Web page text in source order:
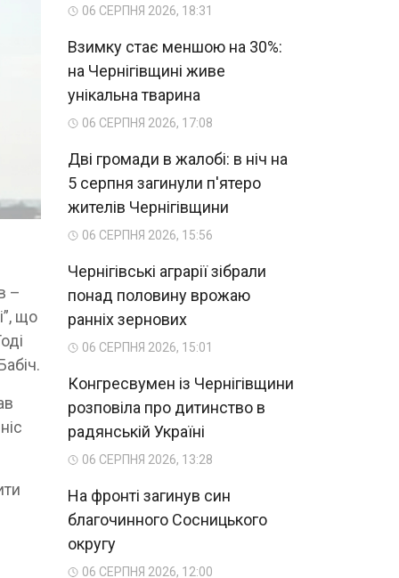
–
що
06 СЕРПНЯ 2026, 18:31
Взимку стає меншою на 30%:
на Чернігівщині живе
унікальна тварина
06 СЕРПНЯ 2026, 17:08
Дві громади в жалобі: в ніч на
5 серпня загинули п'ятеро
жителів Чернігівщини
06 СЕРПНЯ 2026, 15:56
Чернігівські аграрії зібрали
понад половину врожаю
ранніх зернових
06 СЕРПНЯ 2026, 15:01
Конгресвумен із Чернігівщини
розповіла про дитинство в
радянській Україні
06 СЕРПНЯ 2026, 13:28
На фронті загинув син
благочинного Сосницького
округу
06 СЕРПНЯ 2026, 12:00